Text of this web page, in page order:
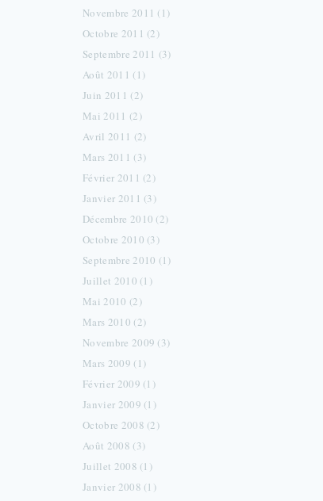
Novembre 2011 (1)
Octobre 2011 (2)
Septembre 2011 (3)
Août 2011 (1)
Juin 2011 (2)
Mai 2011 (2)
Avril 2011 (2)
Mars 2011 (3)
Février 2011 (2)
Janvier 2011 (3)
Décembre 2010 (2)
Octobre 2010 (3)
Septembre 2010 (1)
Juillet 2010 (1)
Mai 2010 (2)
Mars 2010 (2)
Novembre 2009 (3)
Mars 2009 (1)
Février 2009 (1)
Janvier 2009 (1)
Octobre 2008 (2)
Août 2008 (3)
Juillet 2008 (1)
Janvier 2008 (1)